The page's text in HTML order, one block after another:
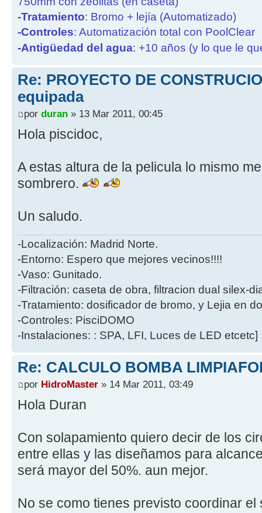
-Tratamiento: Bromo + lejía (Automatizado)
-Controles: Automatización total con PoolClear
-Antigüedad del agua: +10 años (y lo que le
Re: PROYECTO DE
equipada
por duran » 13 Mar 2011, 00:45
Hola piscidoc,
A estas altura de la pelicula lo mismo
sombrero.
Un saludo.
-Localización: Madrid Norte.
-Entorno: Espero que mejores vecinos!!!!
-Vaso: Gunitado.
-Filtración: caseta de obra, filtracion dual silex-
-Tratamiento: dosificador de bromo, y Lejia en
-Controles: PisciDOMO
-Instalaciones: : SPA, LFI, Luces de LED etcetc]
Re: CALCULO BOMBA
por HidroMaster » 14 Mar 2011, 03:49
Hola Duran
Con solapamiento quiero decir de los
entre ellas y las diseñamos para
será mayor del 50%. aun mejor.
No se como tienes previsto coordinar